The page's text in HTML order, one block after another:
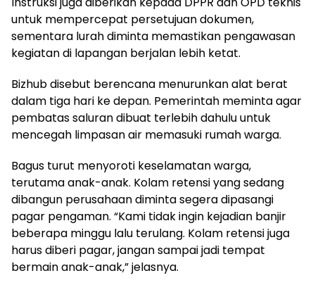
untuk mempercepat persetujuan dokumen,
sementara lurah diminta memastikan pengawasan
kegiatan di lapangan berjalan lebih ketat.
Bizhub disebut berencana menurunkan alat berat
dalam tiga hari ke depan. Pemerintah meminta agar
pembatas saluran dibuat terlebih dahulu untuk
mencegah limpasan air memasuki rumah warga.
Bagus turut menyoroti keselamatan warga,
terutama anak-anak. Kolam retensi yang sedang
dibangun perusahaan diminta segera dipasangi
pagar pengaman. “Kami tidak ingin kejadian banjir
beberapa minggu lalu terulang. Kolam retensi juga
harus diberi pagar, jangan sampai jadi tempat
bermain anak-anak,” jelasnya.